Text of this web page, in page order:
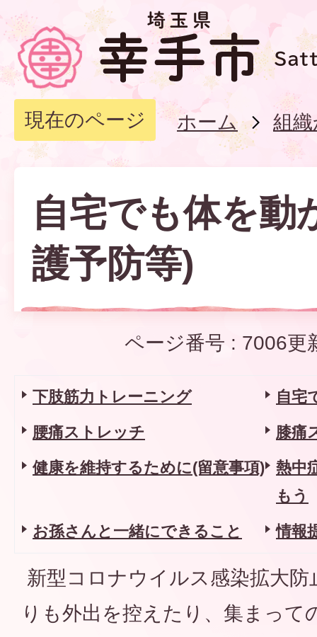
現在のページ ホーム 組
自宅でも体を動
護予防等)
ページ番号 : 7006更
下肢筋力トレーニング
自宅
腰痛ストレッチ
膝痛
健康を維持するために(留意事項)
熱中
もう
お孫さんと一緒にできること
情報
新型コロナウイルス感染拡大
りも外出を控えたり、集まって